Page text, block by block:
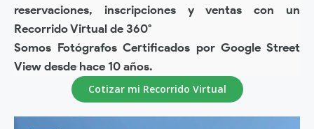
reservaciones, inscripciones y ventas con un
Recorrido Virtual de 360°
Somos Fotógrafos Certificados por Google Street
View desde hace 10 años.
Cotizar mi Recorrido Virtual